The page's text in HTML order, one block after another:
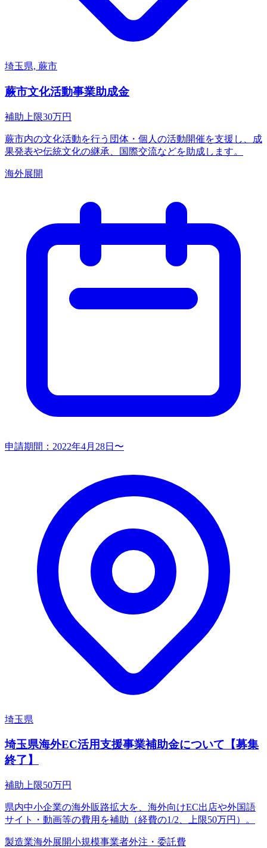
埼玉県, 蕨市
蕨市文化活動事業助成金
補助上限30万円
蕨市内の文化活動を行う団体・個人の活動開催を支援し、成
果発表や伝統文化の継承、国際交流などを助成します。
海外展開
申請期間： 2022年4月28日〜
埼玉県
埼玉県海外EC活用支援事業補助金について【募集
終了】
補助上限50万円
県内中小企業の海外販路拡大を、海外向けEC出店や外国語
サイト・動画等の費用を補助（経費の1/2、上限50万円）。
製造業海外展開小規模事業者外注・委託費